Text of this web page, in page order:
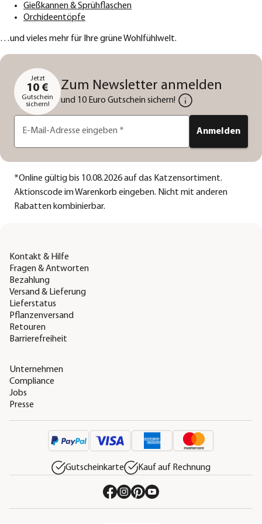
Gießkannen & Sprühflaschen
Orchideentöpfe
…und vieles mehr für Ihre grüne Wohlfühlwelt.
Jetzt
10 €
Gutschein
sichern!
Zum Newsletter anmelden
und 10 Euro Gutschein sichern!
E-Mail-Adresse eingeben * Anmelden
*Online gültig bis 10.08.2026 auf das Katzensortiment.
Aktionscode im Warenkorb eingeben. Nicht mit anderen
Rabatten kombinierbar.
Kontakt & Hilfe
Fragen & Antworten
Bezahlung
Versand & Lieferung
Lieferstatus
Pflanzenversand
Retouren
Barrierefreiheit
Unternehmen
Compliance
Jobs
Presse
Gutscheinkarte Kauf auf Rechnung